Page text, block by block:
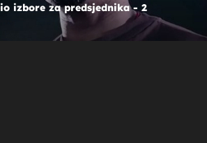
izbore za predsjednika - 2